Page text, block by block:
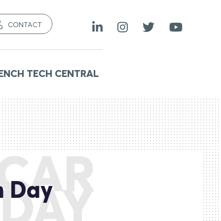
CONTACT
TECH CENTRAL
Day